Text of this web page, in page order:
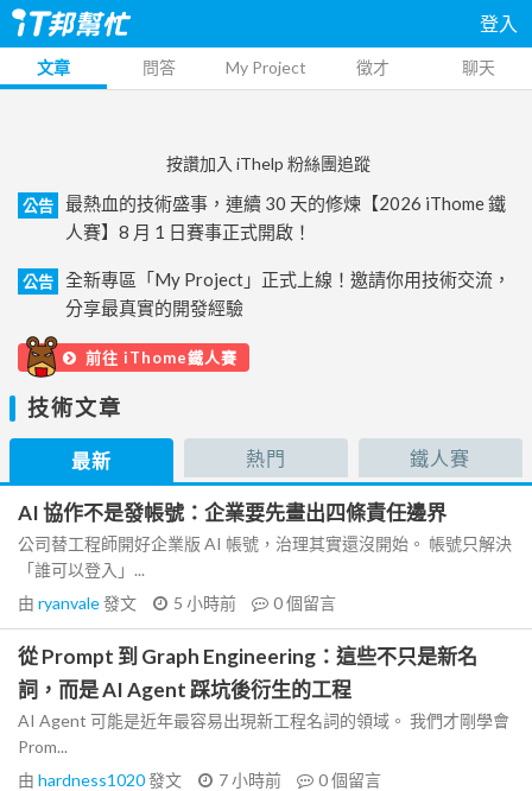
登入
文章 問答 My Project 徵才 聊天
按讚加入 iThelp 粉絲團追蹤
公告
最熱血的技術盛事，連續 30 天的修煉【2026 iThome 鐵
人賽】8 月 1 日賽事正式開啟！
公告
全新專區「My Project」正式上線！邀請你用技術交流，
分享最真實的開發經驗
前往 iThome鐵人賽
技術文章
最新 熱門 鐵人賽
AI 協作不是發帳號：企業要先畫出四條責任邊界
公司替工程師開好企業版 AI 帳號，治理其實還沒開始。 帳號只解決
「誰可以登入」...
由 ryanvale發文 5 小時前 0個留言
從 Prompt 到 Graph Engineering：這些不只是新名
詞，而是 AI Agent 踩坑後衍生的工程
AI Agent 可能是近年最容易出現新工程名詞的領域。 我們才剛學會
Prom...
由 hardness1020發文 7 小時前 0個留言